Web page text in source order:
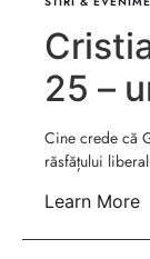
25 –
Cine crede că
răsfățului
Learn More